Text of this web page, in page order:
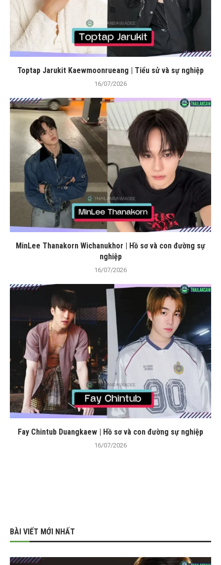
Toptap Jarukit Kaewmoonrueang | Tiểu sử và sự nghiệp
16/07/2026
MinLee Thanakorn Wichanukhor | Hồ sơ và con đường sự
nghiệp
16/07/2026
Fay Chintub Duangkaew | Hồ sơ và con đường sự nghiệp
16/07/2026
BÀI VIẾT MỚI NHẤT